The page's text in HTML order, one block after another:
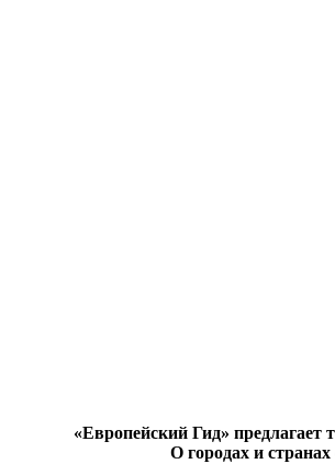
«Европейский Гид» предлагает
О городах и